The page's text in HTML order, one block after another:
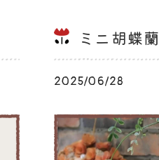
ミニ胡蝶蘭
2025/06/28